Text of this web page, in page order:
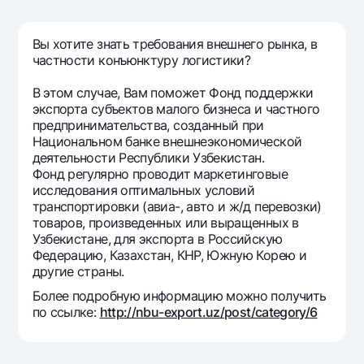
Для всех USD
Золотой депозит
Золотые слитки от НБУ
Серебряный депозит
Visa
Mastercard
Зарплатные
Garmin pay
Тарифы
Акции
Мобильное приложение Milliy
Часто задаваемые вопросы
Ищите по сайту
Найти
Полезные ссылки
Вы хотите знать требования внешнего рынка, в
частности конъюнктуру логистики?
В этом случае, Вам поможет Фонд поддержки
экспорта субъектов малого бизнеса и частного
предпринимательства, созданный при
Национальном банке внешнеэкономической
деятельности Республики Узбекистан.
Фонд регулярно проводит маркетинговые
исследования оптимальных условий
транспортировки (авиа-, авто и ж/д перевозки)
товаров, произведенных или выращенных в
Узбекистане, для экспорта в Российскую
Федерацию, Казахстан, КНР, Южную Корею и
другие страны.
Более подробную информацию можно получить
по ссылке: http://nbu-export.uz/post/category/6